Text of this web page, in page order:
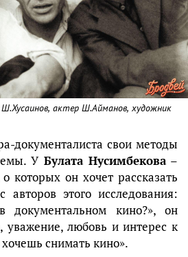
актер Ш.Айманов, художник
документалиста свои методы
У Булата Нусимбекова–
которых он хочет рассказать
авторов этого исследования:
документальном кино?», он
уважение, любовь и интерес к
снимать кино».